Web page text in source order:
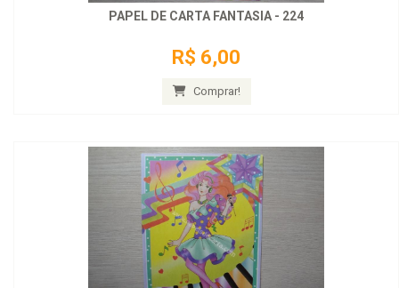
PAPEL DE CARTA FANTASIA - 224
R$ 6,00
Comprar!